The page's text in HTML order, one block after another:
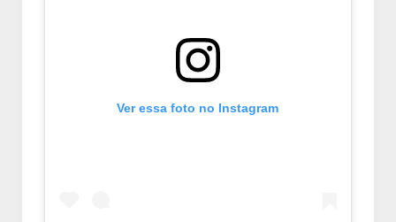
Ver essa foto no Instagram